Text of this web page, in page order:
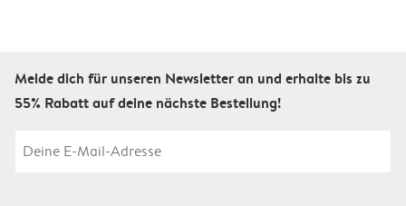
Melde dich für unseren Newsletter an und erhalte bis zu
55% Rabatt auf deine nächste Bestellung!